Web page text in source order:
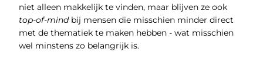
niet alleen makkelijk te vinden, maar blijven ze ook
top-of-mindbij mensen die misschien minder direct
met de thematiek te maken hebben - wat misschien
wel minstens zo belangrijk is.